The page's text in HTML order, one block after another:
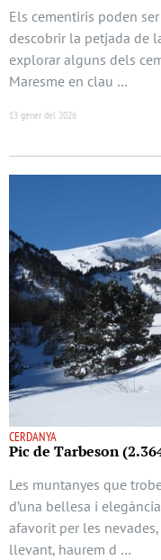
Els cementiris poden
descobrir la petjada de
explorar alguns dels
Maresme en clau …
13 gener del 2026
CERDANYA
Pic de Tarbeson
Les muntanyes que
d’una bellesa i
afavorit per les
llevant, haurem d …